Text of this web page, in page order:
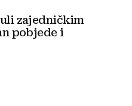
zajedničkim
pobjede i